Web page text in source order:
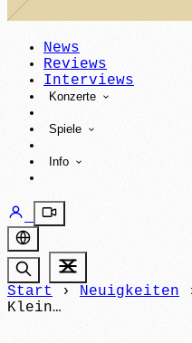
News
Reviews
Interviews
Konzerte
Spiele
Info
Start › Neuigkeiten
Klein…